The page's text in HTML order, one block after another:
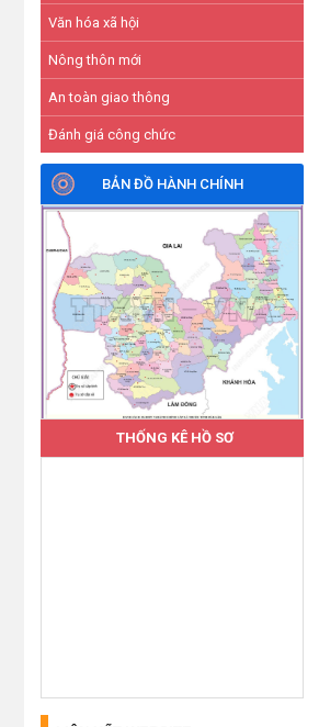
Văn hóa xã hội
Nông thôn mới
An toàn giao thông
Đánh giá công chức
BẢN ĐỒ HÀNH CHÍNH
THỐNG KÊ HỒ SƠ